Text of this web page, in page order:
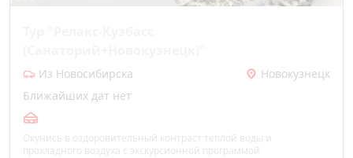
Из Новосибирска
Новокузнецк
Ближайших дат нет
Окунись в оздоровительный контраст теплой воды и
прохладного воздуха с экскурсионной программой